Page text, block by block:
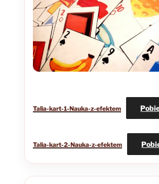
Talia-kart-1-Nauka-z-efektem
Talia-kart-2-Nauka-z-efektem